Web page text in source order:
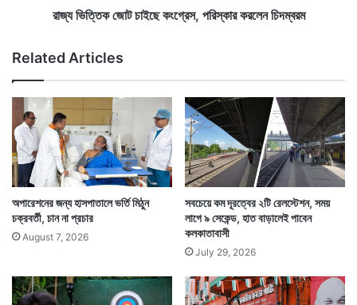
Tags Kolkata News
Palaniappan Chidambaram
West Bengal Pradesh Congress Committee
ন
অ
র্থ
ন্ত্রী
স
,
প
স্কা
ক
র
লে
ন
চি
র
ম
রাজ্য ভিত্তিক জোট চাইছে কংগ্রেস, পরিস্কার করলেন চিদম্বরম
Related Articles
অপারেশনের জন্য হাসপাতালে ভর্তি মিঠুন
চক্রবর্তী, চান না প্রচার
August 7, 2026
সবচেয়ে কম দূরত্বের ২টি রেলস্টেশন, সময়
লাগে ৯ সেকেন্ড, হাত বাড়ালেই পাবেন
কলকাতাবাসী
July 29, 2026